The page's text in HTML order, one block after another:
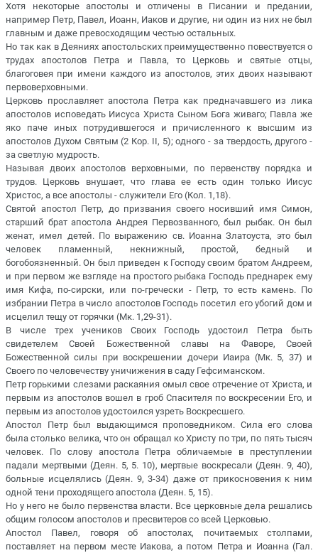
Хотя некоторые апостолы и отличены в Писании и предании,
например Петр, Павел, Иоанн, Иаков и другие, ни один из них не был
главным и даже превосходящим честью остальных.
Но так как в Деяниях апостольских преимущественно повествуется о
трудах апостолов Петра и Павла, то Церковь и святые отцы,
благоговея при имени каждого из апостолов, этих двоих называют
первоверховными.
Церковь прославляет апостола Петра как предначавшего из лика
апостолов исповедать Иисуса Христа Сыном Бога живаго; Павла же
яко паче иных потрудившегося и причисленного к высшим из
апостолов Духом Святым (2 Кор. II, 5); одного - за твердость, другого -
за светлую мудрость.
Называя двоих апостолов верховными, по первенству порядка и
трудов. Церковь внушает, что глава ее есть один только Иисус
Христос, а все апостолы - служители Его (Кол. 1,18).
Святой апостол Петр, до призвания своего носивший имя Симон,
старший брат апостола Андрея Первозванного, был рыбак. Он был
женат, имел детей. По выражению св. Иоанна Златоуста, это был
человек пламенный, некнижный, простой, бедный и
богобоязненный. Он был приведен к Господу своим братом Андреем,
и при первом же взгляде на простого рыбака Господь преднарек ему
имя Кифа, по-сирски, или по-гречески - Петр, то есть камень. По
избрании Петра в число апостолов Господь посетил его убогий дом и
исцелил тещу от горячки (Мк. 1,29-31).
В числе трех учеников Своих Господь удостоил Петра быть
свидетелем Своей Божественной славы на Фаворе, Своей
Божественной силы при воскрешении дочери Иаира (Мк. 5, 37) и
Своего по человечеству уничижения в саду Гефсиманском.
Петр горькими слезами раскаяния омыл свое отречение от Христа, и
первым из апостолов вошел в гроб Спасителя по воскресении Его, и
первым из апостолов удостоился узреть Воскресшего.
Апостол Петр был выдающимся проповедником. Сила его слова
была столько велика, что он обращал ко Христу по три, по пять тысяч
человек. По слову апостола Петра обличаемые в преступлении
падали мертвыми (Деян. 5, 5. 10), мертвые воскресали (Деян. 9, 40),
больные исцелялись (Деян. 9, 3-34) даже от прикосновения к ним
одной тени проходящего апостола (Деян. 5, 15).
Но у него не было первенства власти. Все церковные дела решались
общим голосом апостолов и пресвитеров со всей Церковью.
Апостол Павел, говоря об апостолах, почитаемых столпами,
поставляет на первом месте Иакова, а потом Петра и Иоанна (Гал.